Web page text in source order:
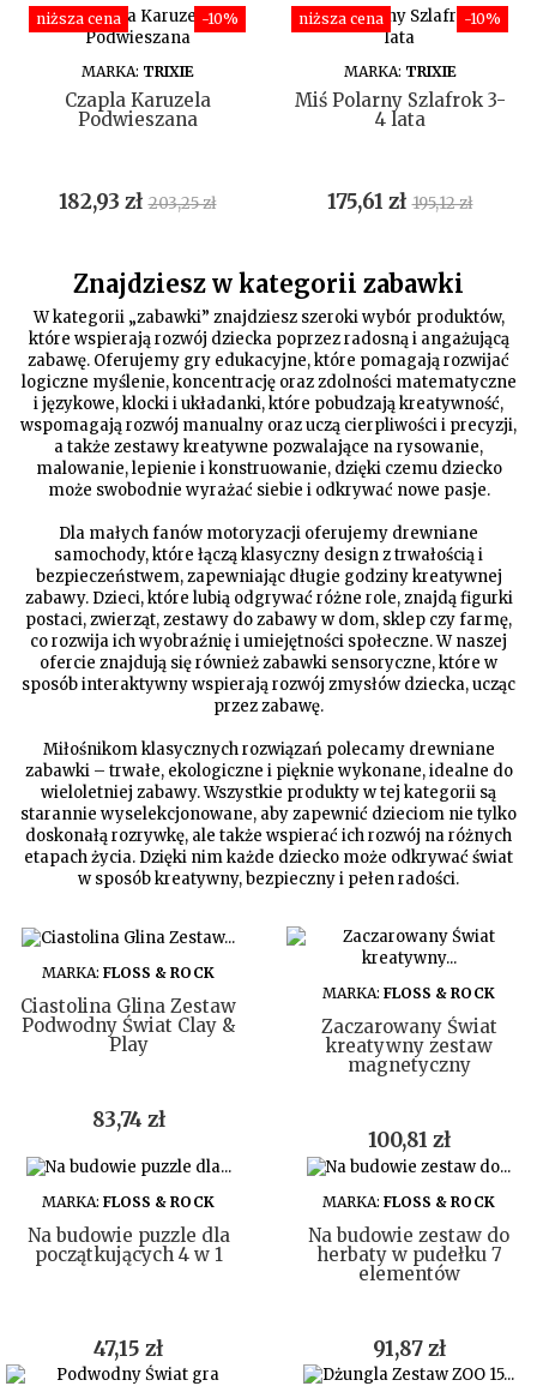
-10%
niższa cena
DO KOSZYKA
MARKA: TRIXIE
Czapla Karuzela
Podwieszana
Cena
182,93 zł Cena
203,25 zł
-10%
niższa cena
DO KOSZYKA
MARKA: TRIXIE
Miś Polarny Szlafrok 3-
4 lata
Cena
175,61 zł Cena
195,12 zł
Znajdziesz w kategorii zabawki
W kategorii „zabawki” znajdziesz szeroki wybór produktów,
które wspierają rozwój dziecka poprzez radosną i angażującą
zabawę. Oferujemy gry edukacyjne, które pomagają rozwijać
logiczne myślenie, koncentrację oraz zdolności matematyczne
i językowe, klocki i układanki, które pobudzają kreatywność,
wspomagają rozwój manualny oraz uczą cierpliwości i precyzji,
a także zestawy kreatywne pozwalające na rysowanie,
malowanie, lepienie i konstruowanie, dzięki czemu dziecko
może swobodnie wyrażać siebie i odkrywać nowe pasje.
Dla małych fanów motoryzacji oferujemy drewniane
samochody, które łączą klasyczny design z trwałością i
bezpieczeństwem, zapewniając długie godziny kreatywnej
zabawy. Dzieci, które lubią odgrywać różne role, znajdą figurki
postaci, zwierząt, zestawy do zabawy w dom, sklep czy farmę,
co rozwija ich wyobraźnię i umiejętności społeczne. W naszej
ofercie znajdują się również zabawki sensoryczne, które w
sposób interaktywny wspierają rozwój zmysłów dziecka, ucząc
przez zabawę.
Miłośnikom klasycznych rozwiązań polecamy drewniane
zabawki – trwałe, ekologiczne i pięknie wykonane, idealne do
wieloletniej zabawy. Wszystkie produkty w tej kategorii są
starannie wyselekcjonowane, aby zapewnić dzieciom nie tylko
doskonałą rozrywkę, ale także wspierać ich rozwój na różnych
etapach życia. Dzięki nim każde dziecko może odkrywać świat
w sposób kreatywny, bezpieczny i pełen radości.
DO KOSZYKA
MARKA: FLOSS & ROCK
Ciastolina Glina Zestaw
Podwodny Świat Clay &
Play
Cena
83,74 zł
DO KOSZYKA
MARKA: FLOSS & ROCK
Zaczarowany Świat
kreatywny zestaw
magnetyczny
Cena
100,81 zł
DO KOSZYKA
MARKA: FLOSS & ROCK
Na budowie puzzle dla
początkujących 4 w 1
Cena
47,15 zł
DO KOSZYKA
MARKA: FLOSS & ROCK
Na budowie zestaw do
herbaty w pudełku 7
elementów
Cena
91,87 zł